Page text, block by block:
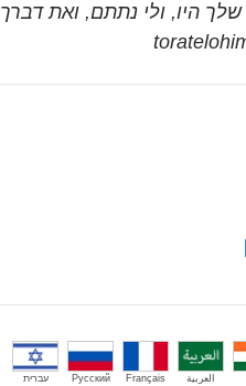
היו, ולי נתתם, ואת דברך
العربية Français
Русский עברית